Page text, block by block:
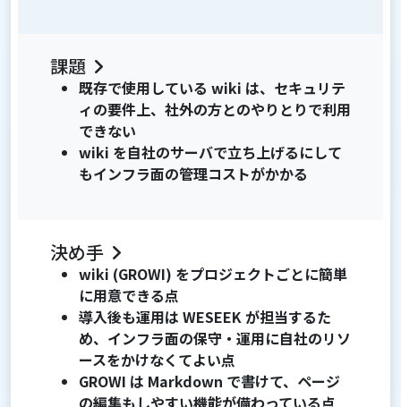
課題
既存で使用している wiki は、セキュリテ
ィの要件上、社外の方とのやりとりで利用
できない
wiki を自社のサーバで立ち上げるにして
もインフラ面の管理コストがかかる
決め手
wiki (GROWI) をプロジェクトごとに簡単
に用意できる点
導入後も運用は WESEEK が担当するた
め、インフラ面の保守・運用に自社のリソ
ースをかけなくてよい点
GROWI は Markdown で書けて、ページ
の編集もしやすい機能が備わっている点